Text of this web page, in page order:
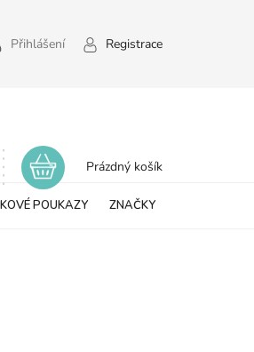
Přihlášení Registrace
Nákupní
Prázdný košík
POUKAZY ZNAČKY